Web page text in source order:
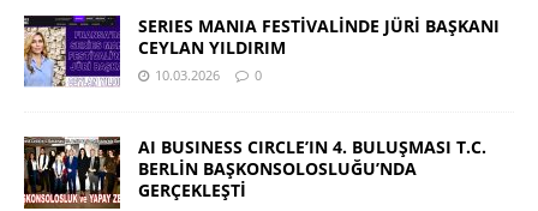
SERIES MANIA FESTİVALİNDE JÜRİ BAŞKANI
CEYLAN YILDIRIM
10.03.2026 0
AI BUSINESS CIRCLE’IN 4. BULUŞMASI T.C.
BERLİN BAŞKONSOLOSLUĞU’NDA
GERÇEKLEŞTİ